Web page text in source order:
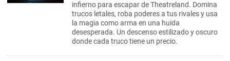
infierno para escapar de Theatreland. Domina
trucos letales, roba poderes a tus rivales y usa
la magia como arma en una huida
desesperada. Un descenso estilizado y oscuro
donde cada truco tiene un precio.